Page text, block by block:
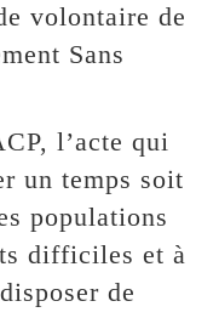
volontaire de
Sans
l’acte qui
un temps soit
populations
difficiles et à
de